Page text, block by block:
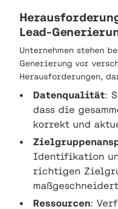
Lead-
Unternehmen stehen
Generierung vor
Herausforderungen,
Datenqualität:
dass die
korrekt und
Identifikation
richtigen
Ressourcen: